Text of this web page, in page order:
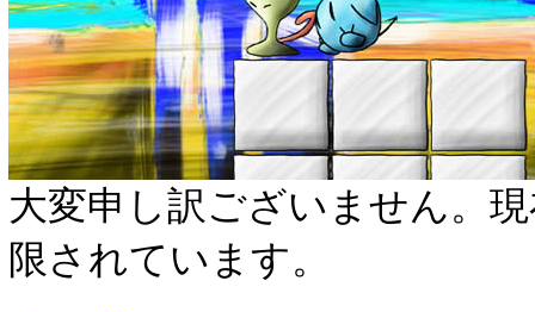
大変申し訳ございません。
限されています。